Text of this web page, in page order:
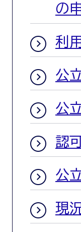
の
利
公
公
認
公
現